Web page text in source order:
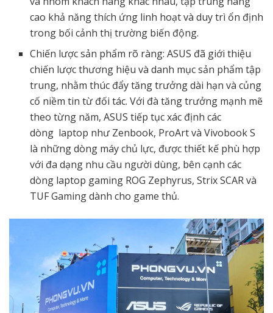
cao khả năng thích ứng linh hoạt và duy trì ổn định
trong bối cảnh thị trường biến động.
Chiến lược sản phẩm rõ ràng: ASUS đã giới thiệu
chiến lược thương hiệu và danh mục sản phẩm tập
trung, nhằm thúc đẩy tăng trưởng dài hạn và củng
cố niềm tin từ đối tác. Với đà tăng trưởng mạnh mẽ
theo từng năm, ASUS tiếp tục xác định các
dòng laptop như Zenbook, ProArt và Vivobook S
là những dòng máy chủ lực, được thiết kế phù hợp
với đa dạng nhu cầu người dùng, bên cạnh các
dòng laptop gaming ROG Zephyrus, Strix SCAR và
TUF Gaming dành cho game thủ.